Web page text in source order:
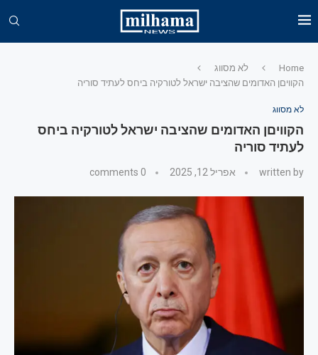
Home
לא מסווג
הקוויםן האדומים שהציבה ישראל לטורקיה ביחס לעתיד סוריה
לא מסווג
הקוויםן האדומים שהציבה ישראל לטורקיה ביחס
לעתיד סוריה
written by אפריל 12, 2025 0 comments